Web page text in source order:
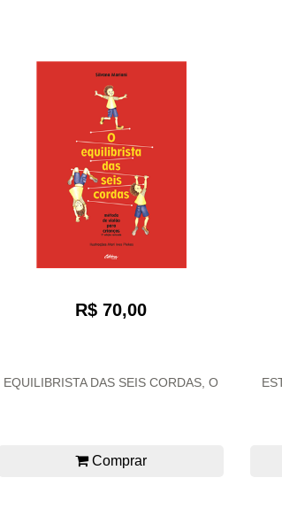
R$ 70,00
EQUILIBRISTA DAS SEIS CORDAS, O
Comprar